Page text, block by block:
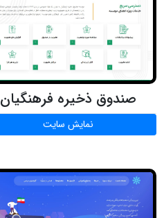
صندوق ذخیره فرهنگیان
نمایش سایت